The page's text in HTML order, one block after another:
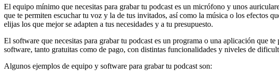
El equipo mínimo que necesitas para grabar tu podcast es un micrófono y unos
que te permiten escuchar tu voz y la de tus invitados, así como la música o los efectos
elijas los que mejor se adapten a tus necesidades y a tu presupuesto.
El software que necesitas para grabar tu podcast es un programa o una aplicación que
software, tanto gratuitas como de pago, con distintas funcionalidades y niveles de
Algunos ejemplos de equipo y software para grabar tu podcast son: